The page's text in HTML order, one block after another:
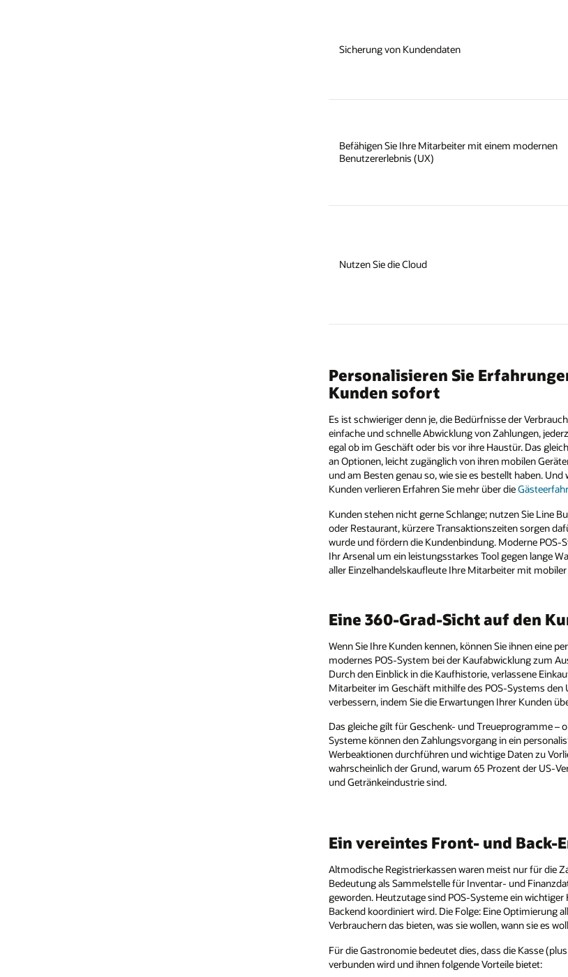
Sicherung von Kundendaten
Befähigen Sie Ihre Mitarbeiter mit einem modernen
Benutzererlebnis (UX)
Nutzen Sie die Cloud
Personalisieren Sie
Kunden sofort
Es ist schwieriger denn je, die Bedürfnisse der
einfache und schnelle Abwicklung von Zahlungen,
egal ob im Geschäft oder bis vor ihre Haustür. Das
an Optionen, leicht zugänglich von ihren mobilen
und am Besten genau so, wie sie es bestellt haben.
Kunden verlieren Erfahren Sie mehr über die
Kunden stehen nicht gerne Schlange; nutzen Sie Line
oder Restaurant, kürzere Transaktionszeiten sorgen
wurde und fördern die Kundenbindung. Moderne
Ihr Arsenal um ein leistungsstarkes Tool gegen lange
aller Einzelhandelskaufleute Ihre Mitarbeiter mit
Eine 360-Grad-Sicht auf den
Wenn Sie Ihre Kunden kennen, können Sie ihnen eine
modernes POS-System bei der Kaufabwicklung zum
Durch den Einblick in die Kaufhistorie, verlassene
Mitarbeiter im Geschäft mithilfe des POS-Systems
verbessern, indem Sie die Erwartungen Ihrer Kunden
Das gleiche gilt für Geschenk- und Treueprogramme –
Systeme können den Zahlungsvorgang in ein
Werbeaktionen durchführen und wichtige Daten zu
wahrscheinlich der Grund, warum 65 Prozent der US-
und Getränkeindustrie sind.
Ein vereintes Front- und Back-
Altmodische Registrierkassen waren meist nur für die
Bedeutung als Sammelstelle für Inventar- und
geworden. Heutzutage sind POS-Systeme ein
Backend koordiniert wird. Die Folge: Eine Optimierung
Verbrauchern das bieten, was sie wollen, wann sie es
Für die Gastronomie bedeutet dies, dass die Kasse
verbunden wird und ihnen folgende Vorteile bietet: